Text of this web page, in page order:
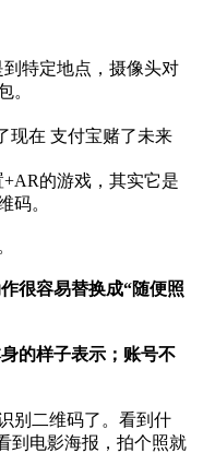
特定地点，摄像头对
。
的游戏，其实它是
码。
很容易替换成“随便照
的样子表示；账号不
二维码了。看到什
到电影海报，拍个照就